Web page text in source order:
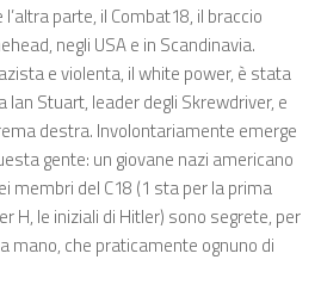
parte, il Combat18, il braccio
negli USA e in Scandinavia.
e violenta, il white power, è stata
Stuart, leader degli Skrewdriver, e
destra. Involontariamente emerge
gente: un giovane nazi americano
membri del C18 (1 sta per la prima
H, le iniziali di Hitler) sono segrete, per
mano, che praticamente ognuno di